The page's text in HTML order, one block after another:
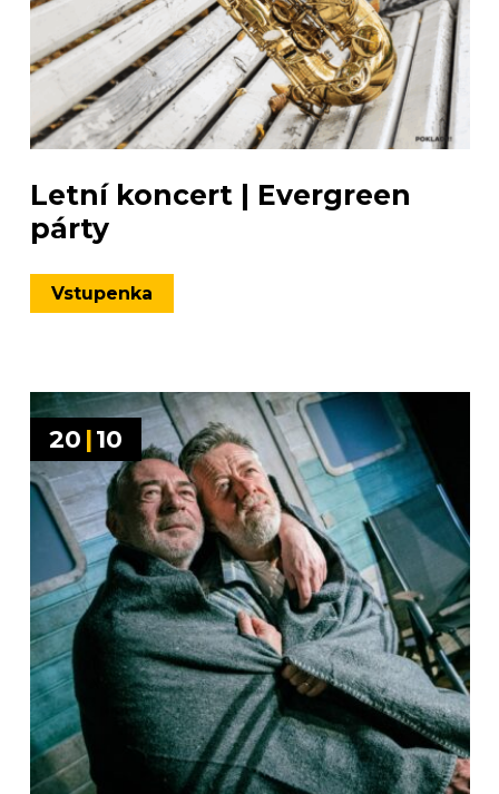
Letní koncert | Evergreen
párty
Vstupenka
20 |10